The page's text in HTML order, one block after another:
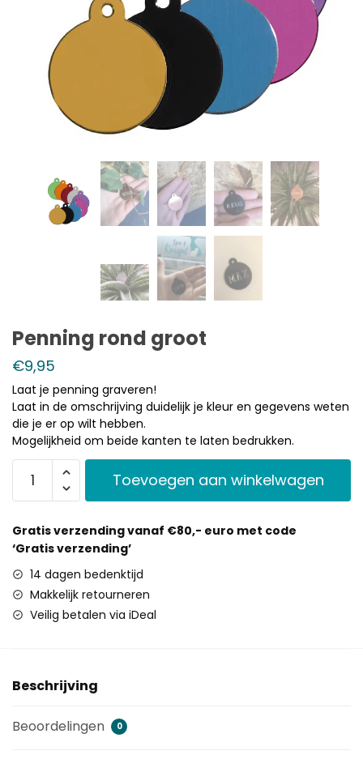
Penning rond groot
€9,95
Laat je penning graveren!
Laat in de omschrijving duidelijk je kleur en gegevens weten
die je er op wilt hebben.
Mogelijkheid om beide kanten te laten bedrukken.
Toevoegen aan winkelwagen
Gratis verzending vanaf €80,- euro met code
‘Gratis verzending’
14 dagen bedenktijd
Makkelijk retourneren
Veilig betalen via iDeal
Beschrijving
Beoordelingen 0